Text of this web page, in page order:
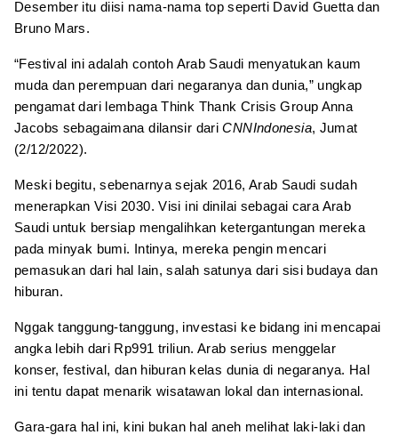
Desember itu diisi nama-nama top seperti David Guetta dan
Bruno Mars.
“Festival ini adalah contoh Arab Saudi menyatukan kaum
muda dan perempuan dari negaranya dan dunia,” ungkap
pengamat dari lembaga Think Thank Crisis Group Anna
Jacobs sebagaimana dilansir dariCNNIndonesia, Jumat
(2/12/2022).
Meski begitu, sebenarnya sejak 2016, Arab Saudi sudah
menerapkan Visi 2030. Visi ini dinilai sebagai cara Arab
Saudi untuk bersiap mengalihkan ketergantungan mereka
pada minyak bumi. Intinya, mereka pengin mencari
pemasukan dari hal lain, salah satunya dari sisi budaya dan
hiburan.
Nggak tanggung-tanggung, investasi ke bidang ini mencapai
angka lebih dari Rp991 triliun. Arab serius menggelar
konser, festival, dan hiburan kelas dunia di negaranya. Hal
ini tentu dapat menarik wisatawan lokal dan internasional.
Gara-gara hal ini, kini bukan hal aneh melihat laki-laki dan